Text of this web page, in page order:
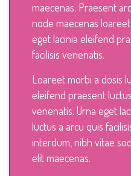
maecenas. Praesent
node maecenas
eget lacinia eleifend
facilisis venenatis.
Loareet morbi a dosis
eleifend praesent
venenatis. Urna eget
luctus a arcu quis
interdum, nibh vitae
elit maecenas.